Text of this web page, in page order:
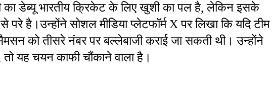
डेब्यू भारतीय क्रिकेट के लिए खुशी का पल है, लेकिन इसके
है।उन्होंने सोशल मीडिया प्लेटफॉर्म X पर लिखा कि यदि टीम
को तीसरे नंबर पर बल्लेबाजी कराई जा सकती थी। उन्होंने
यह चयन काफी चौंकाने वाला है।